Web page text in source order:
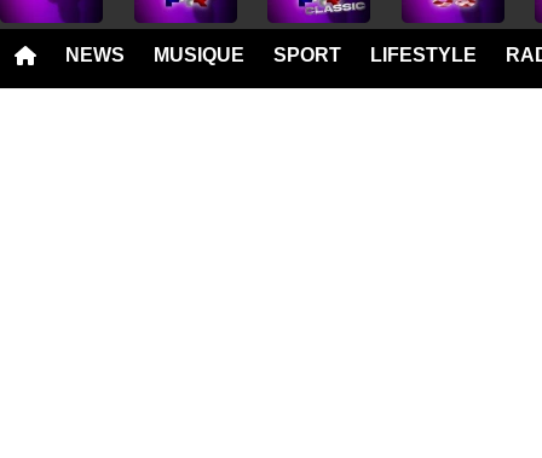
NEWS MUSIQUE SPORT LIFESTYLE